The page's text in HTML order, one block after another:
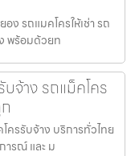
ง รถแมคโครให้เช่า รถ
พร้อมด้วยท
จ้าง รถแม็คโคร
ครรับจ้าง บริการทั่วไทย
ารณ์ และ ม